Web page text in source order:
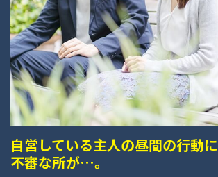
自営している主人の昼間の行動に
不審な所が…。